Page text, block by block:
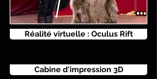
Réalité virtuelle : Oculus Rift
Cabine d'impression 3D